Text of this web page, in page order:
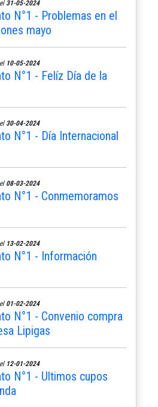
31-05-2024
N°1 - Problemas en el
mayo
10-05-2024
N°1 - Felíz Día de la
30-04-2024
N°1 - Día Internacional
08-03-2024
N°1 - Conmemoramos
13-02-2024
N°1 - Información
01-02-2024
N°1 - Convenio compra
Lipigas
12-01-2024
N°1 - Ultimos cupos